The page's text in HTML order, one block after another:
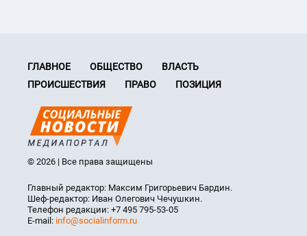
ГЛАВНОЕ ОБЩЕСТВО
ВЛАСТЬ
ПРОИСШЕСТВИЯ
ПРАВО ПОЗИЦИЯ
© 2026 | Все права защищены
Главный редактор: Максим Григорьевич Бардин.
Шеф-редактор: Иван Олегович Чечушкин.
Телефон редакции: +7 495 795-53-05
E-mail: info@socialinform.ru